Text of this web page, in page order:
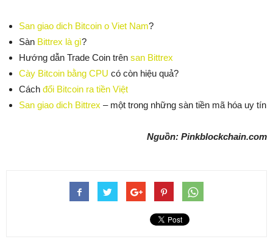
San giao dich Bitcoin o Viet Nam?
Sàn Bittrex là gì?
Hướng dẫn Trade Coin trên san Bittrex
Cày Bitcoin bằng CPU có còn hiệu quả?
Cách đổi Bitcoin ra tiền Việt
San giao dich Bittrex – một trong những sàn tiền mã hóa uy tín
Nguồn: Pinkblockchain.com